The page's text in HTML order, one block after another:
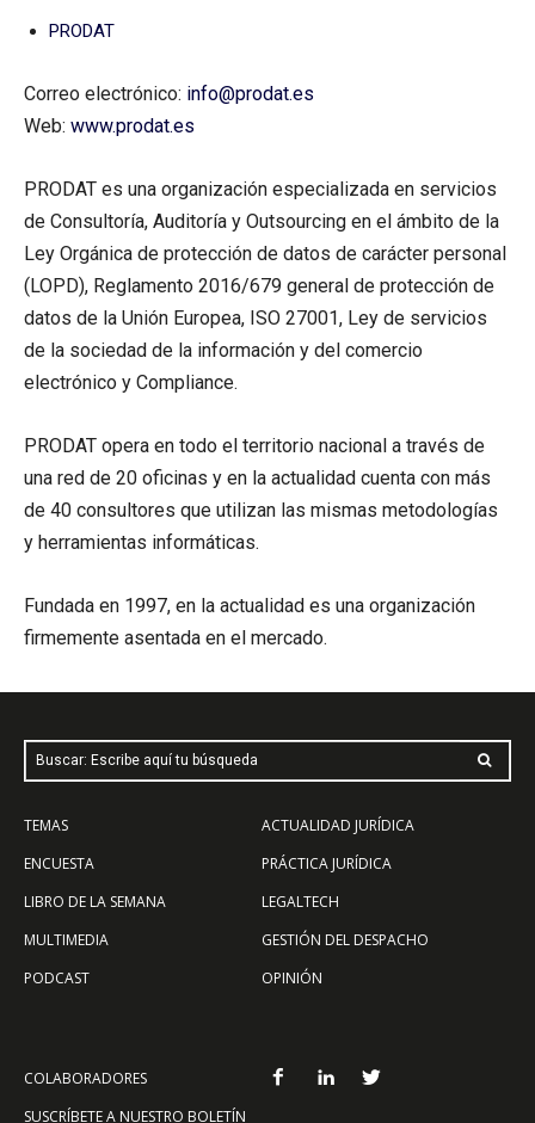
PRODAT
Correo electrónico: info@prodat.es
Web: www.prodat.es
PRODAT es una organización especializada en servicios
de Consultoría, Auditoría y Outsourcing en el ámbito de la
Ley Orgánica de protección de datos de carácter personal
(LOPD), Reglamento 2016/679 general de protección de
datos de la Unión Europea, ISO 27001, Ley de servicios
de la sociedad de la información y del comercio
electrónico y Compliance.
PRODAT opera en todo el territorio nacional a través de
una red de 20 oficinas y en la actualidad cuenta con más
de 40 consultores que utilizan las mismas metodologías
y herramientas informáticas.
Fundada en 1997, en la actualidad es una organización
firmemente asentada en el mercado.
Buscar: Escribe aquí tu búsqueda
TEMAS
ENCUESTA
LIBRO DE LA SEMANA
MULTIMEDIA
PODCAST
ACTUALIDAD JURÍDICA
PRÁCTICA JURÍDICA
LEGALTECH
GESTIÓN DEL DESPACHO
OPINIÓN
COLABORADORES
SUSCRÍBETE A NUESTRO BOLETÍN